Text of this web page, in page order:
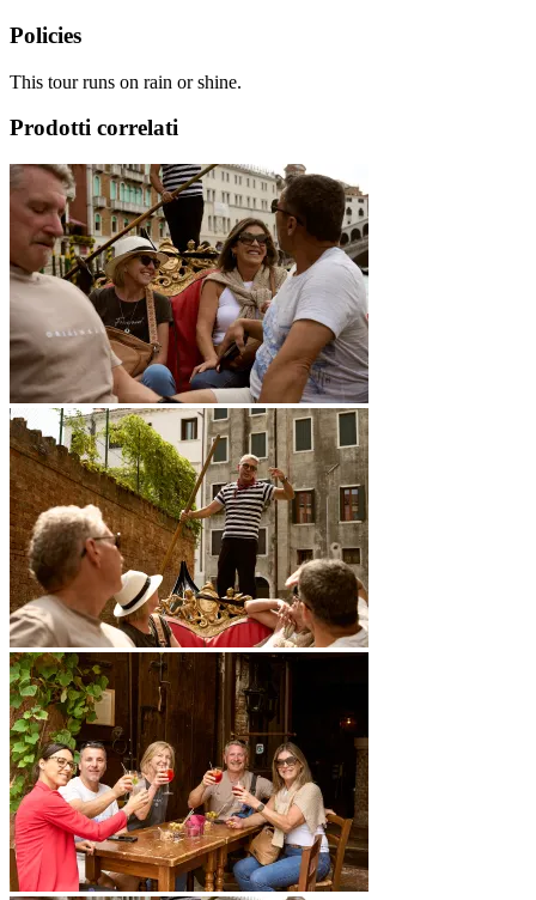
Policies
This tour runs on rain or shine.
Prodotti correlati